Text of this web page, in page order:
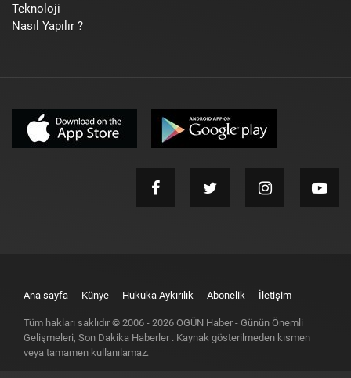
Teknoloji
Nasıl Yapılır ?
Ana sayfa Künye Hukuka Aykırılık Abonelik İletişim
Tüm hakları saklıdır © 2006 - 2026 OGÜN Haber - Günün Önemli
Gelişmeleri, Son Dakika Haberler . Kaynak gösterilmeden kısmen
veya tamamen kullanılamaz.